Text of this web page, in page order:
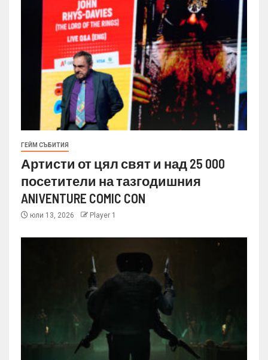
ГЕЙМ СЪБИТИЯ
Артисти от цял свят и над 25 000
посетители на тазгодишния
ANIVENTURE COMIC CON
юли 13, 2026 Player 1